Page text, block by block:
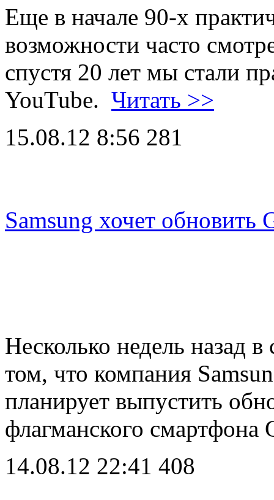
Еще в начале 90-х
возможности часто
спустя 20 лет мы стали
YouTube. Читать >>
15.08.12 8:56 281
Samsung хочет обновить
Несколько недель назад
том, что компания
планирует выпустить
флагманского
14.08.12 22:41 408